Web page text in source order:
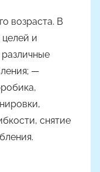
возраста. В
и
—
снятие